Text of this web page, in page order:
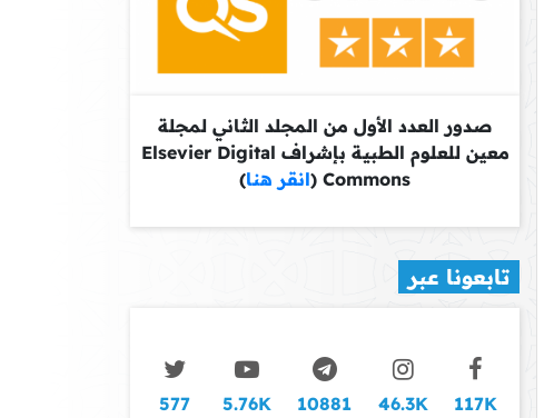
صدور العدد الأول من المجلد الثاني لمجلة
معين للعلوم الطبية بإشراف Elsevier Digital
Commons ( انقر هنا)
تابعونا عبر
117K
46.3K
10881
5.76K
577